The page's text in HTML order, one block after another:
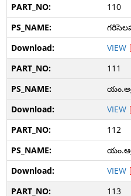
110
VIEW
111
VIEW
112
VIEW
113